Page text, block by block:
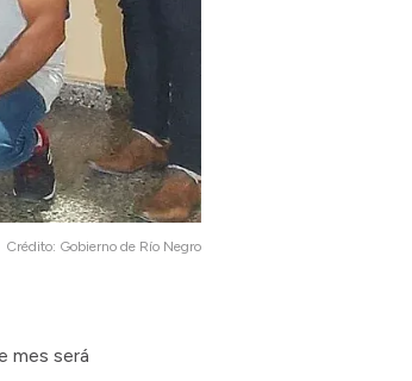
Crédito: Gobierno de Río Negro
mes será